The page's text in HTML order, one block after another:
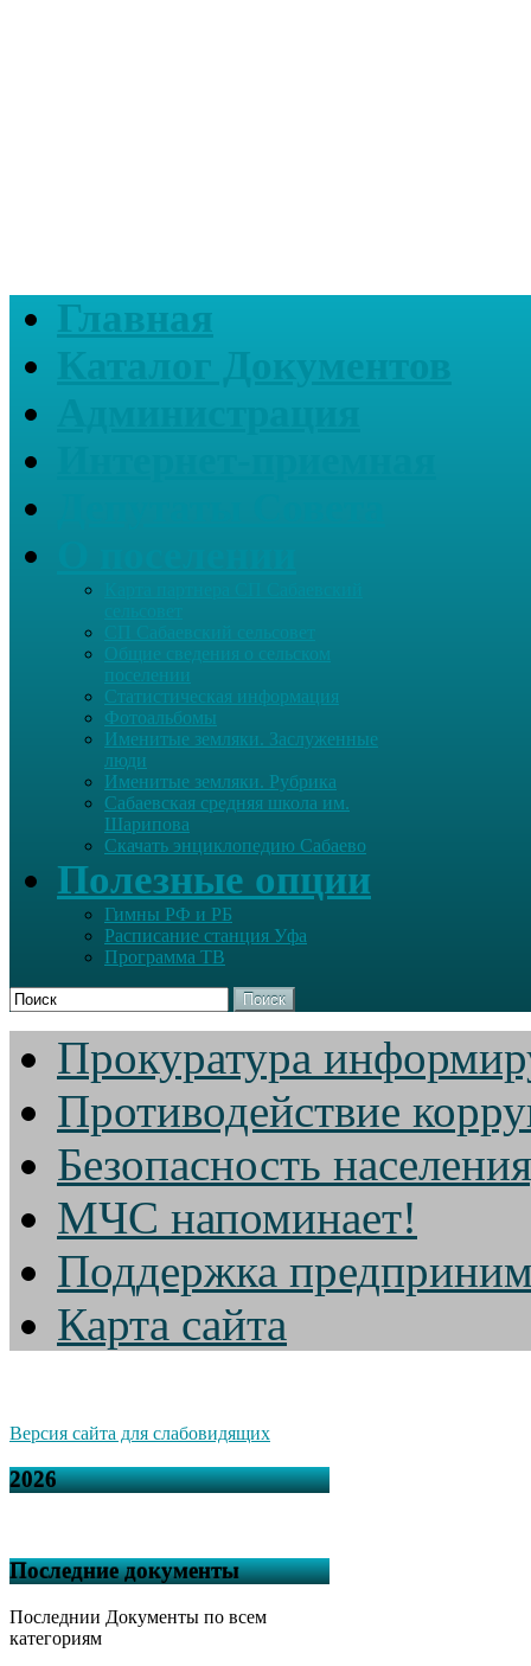
Главная
Общие сведения о сельском
поселении
Статистическая информация
Фотоальбомы
Именитые земляки. Заслуженные
люди
Именитые земляки. Рубрика
Сабаевская средняя школа им.
Шарипова
Скачать энциклопедию Сабаево
Полезные опции
Гимны РФ и РБ
Расписание станция Уфа
Программа ТВ
Поиск
Прокуратура
Противодействие
Безопасность
МЧС напоминает!
Поддержка
Карта сайта
Версия сайта для слабовидящих
2026
Последние документы
Последнии Документы по всем
категориям